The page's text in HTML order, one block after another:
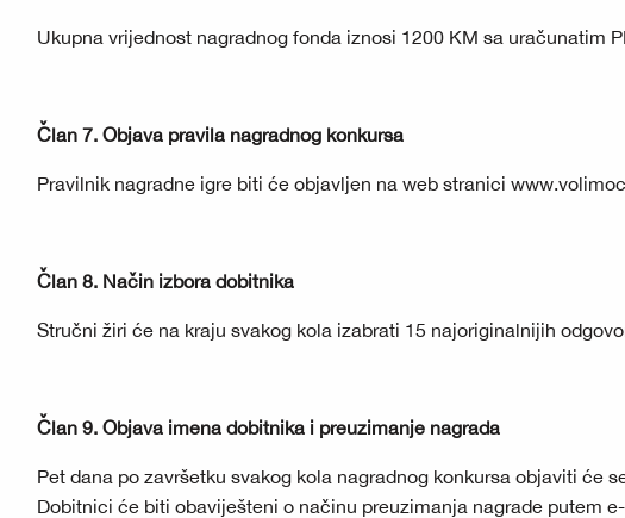
Ukupna vrijednost nagradnog fonda iznosi 1200 KM sa uračunatim
Član 7. Objava pravila nagradnog konkursa
Pravilnik nagradne igre biti će objavljen na web stranici
Član 8. Način izbora dobitnika
Stručni žiri će na kraju svakog kola izabrati 15 najoriginalnijih
Član 9. Objava imena dobitnika i preuzimanje nagrada
Pet dana po završetku svakog kola nagradnog konkursa objaviti će
Dobitnici će biti obaviješteni o načinu preuzimanja nagrade putem